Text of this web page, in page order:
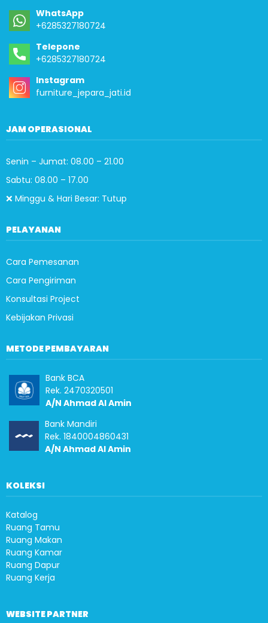
WhatsApp
+6285327180724
Telepone
+6285327180724
Instagram
furniture_jepara_jati.id
JAM OPERASIONAL
Senin – Jumat: 08.00 – 21.00
Sabtu: 08.00 – 17.00
❌ Minggu & Hari Besar: Tutup
PELAYANAN
Cara Pemesanan
Cara Pengiriman
Konsultasi Project
Kebijakan Privasi
METODE PEMBAYARAN
Bank BCA
Rek. 2470320501
A/N Ahmad Al Amin
Bank Mandiri
Rek. 1840004860431
A/N Ahmad Al Amin
KOLEKSI
Katalog
Ruang Tamu
Ruang Makan
Ruang Kamar
Ruang Dapur
Ruang Kerja
WEBSITE PARTNER